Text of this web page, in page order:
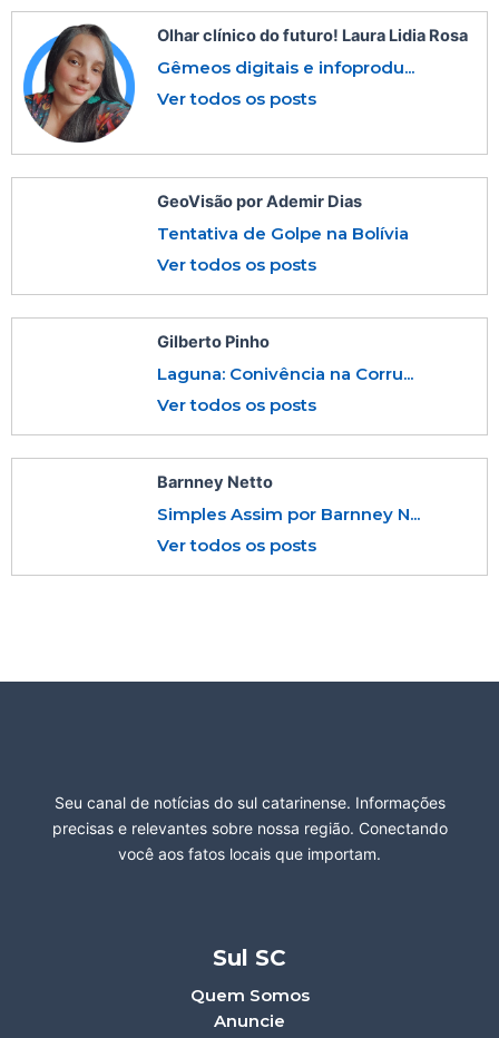
Olhar clínico do futuro! Laura Lidia Rosa
Gêmeos digitais e infoprodu...
Ver todos os posts
GeoVisão por Ademir Dias
Tentativa de Golpe na Bolívia
Ver todos os posts
Gilberto Pinho
Laguna: Conivência na Corru...
Ver todos os posts
Barnney Netto
Simples Assim por Barnney N...
Ver todos os posts
Seu canal de notícias do sul catarinense. Informações
precisas e relevantes sobre nossa região. Conectando
você aos fatos locais que importam.
Sul SC
Quem Somos
Anuncie